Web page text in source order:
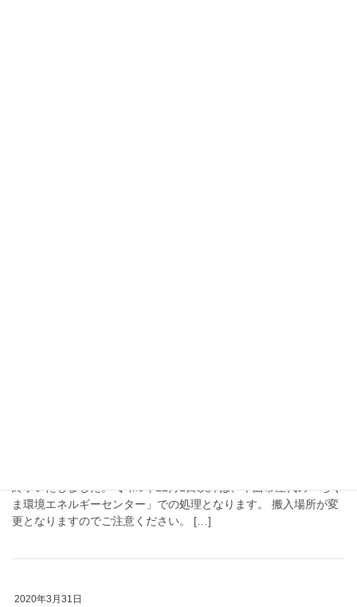
終了いたしました。 令和3年12月1日以降は、千曲市屋代の「ちく
ま環境エネルギーセンター」での処理となります。 搬入場所が変
更となりますのでご注意ください。 […]
2020年3月31日